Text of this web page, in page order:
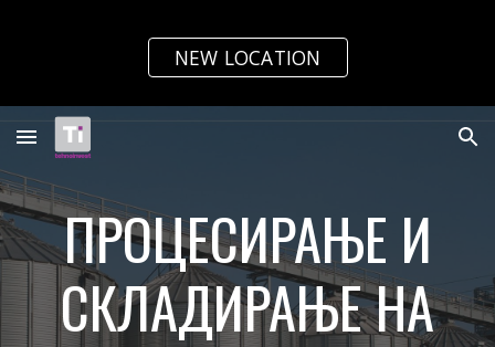
Skip to main content Skip to navigation
NEW LOCATION
ПРОЦЕСИРАЊЕ И
СКЛАДИРАЊЕ НА